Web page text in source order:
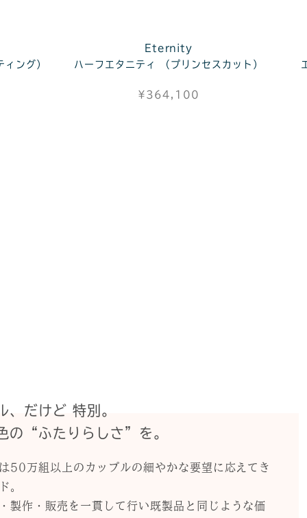
ング）
Eternity
ハーフエタニティ （プリンセスカット）
¥364,100
、だけど 特別。
の“ふたりらしさ”を。
50万組以上のカップルの細やかな要望に応えてき
。
製作・販売を一貫して行い既製品と同じような価